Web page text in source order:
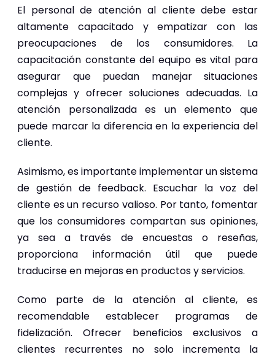
El personal de atención al cliente debe estar
altamente capacitado y empatizar con las
preocupaciones de los consumidores. La
capacitación constante del equipo es vital para
asegurar que puedan manejar situaciones
complejas y ofrecer soluciones adecuadas. La
atención personalizada es un elemento que
puede marcar la diferencia en la experiencia del
cliente.
Asimismo, es importante implementar un sistema
de gestión de feedback. Escuchar la voz del
cliente es un recurso valioso. Por tanto, fomentar
que los consumidores compartan sus opiniones,
ya sea a través de encuestas o reseñas,
proporciona información útil que puede
traducirse en mejoras en productos y servicios.
Como parte de la atención al cliente, es
recomendable establecer programas de
fidelización. Ofrecer beneficios exclusivos a
clientes recurrentes no solo incrementa la